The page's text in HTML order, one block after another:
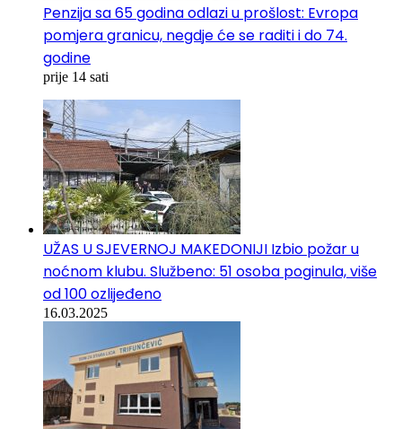
Penzija sa 65 godina odlazi u prošlost: Evropa
pomjera granicu, negdje će se raditi i do 74.
godine
prije 14 sati
UŽAS U SJEVERNOJ MAKEDONIJI Izbio požar u
noćnom klubu. Službeno: 51 osoba poginula, više
od 100 ozlijeđeno
16.03.2025